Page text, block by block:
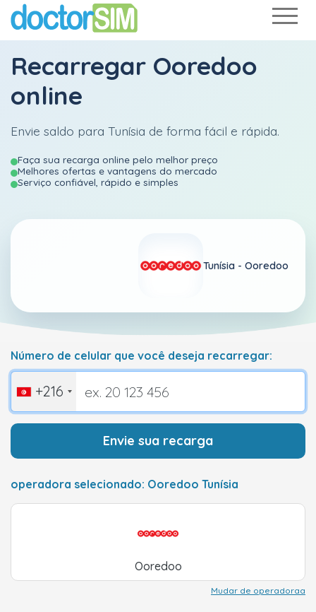
Recarregar Ooredoo
online
Envie saldo para Tunísia de forma fácil e rápida.
Faça sua recarga online pelo melhor preço
Melhores ofertas e vantagens do mercado
Serviço confiável, rápido e simples
Tunísia - Ooredoo
Número de celular que você deseja recarregar:
+216
Envie sua recarga
operadora selecionado: Ooredoo Tunísia
Ooredoo
Mudar de operadoraa